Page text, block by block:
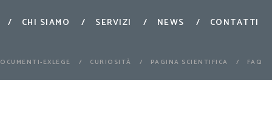
CHI SIAMO SERVIZI NEWS CONTATTI
EXLEGE CURIOSITÀ PAGINA SCIENTIFICA FAQ